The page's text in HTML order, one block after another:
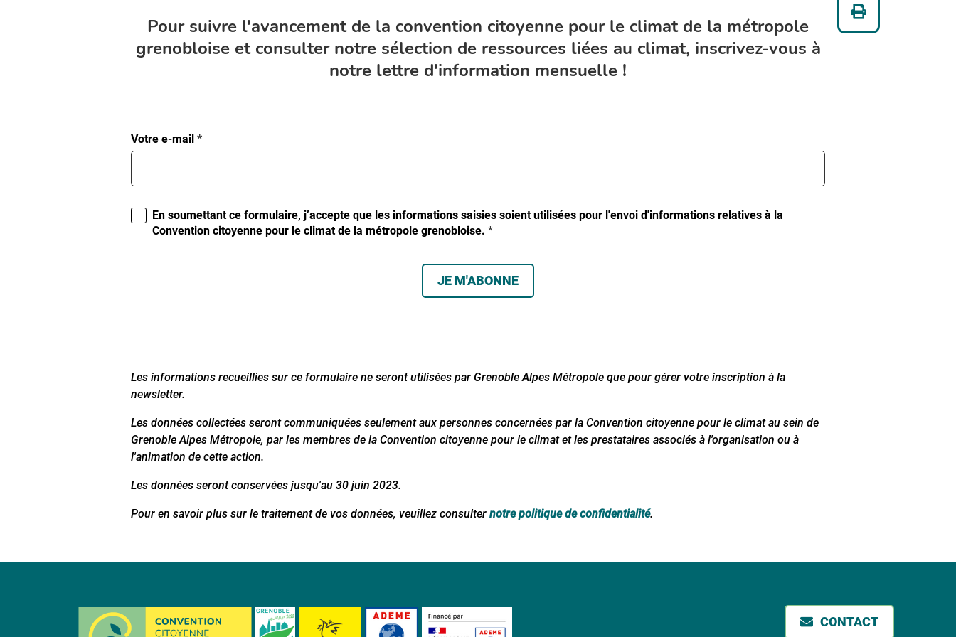
Pour suivre l'avancement de la convention citoyenne pour le climat de la métropole
grenobloise et consulter notre sélection de ressources liées au climat, inscrivez-vous à
notre lettre d'information mensuelle !
Imprimer
Formulaire
d’inscription
Votre e-mail *
En soumettant ce formulaire, j’accepte que les informations saisies soient utilisées pour l'envoi d'informations relatives à la
Convention citoyenne pour le climat de la métropole grenobloise. *
Les informations recueillies sur ce formulaire ne seront utilisées par Grenoble Alpes Métropole que pour gérer votre inscription à la
newsletter.
Les données collectées seront communiquées seulement auxpersonnes concernées par la Convention citoyenne pour le climat au sein de
Grenoble Alpes Métropole, par les membres de la Convention citoyenne pour le climat etles prestataires associés à l'organisation ou à
l'animation de cette action.
Les données seront conservées jusqu'au 30 juin 2023.
Pour en savoir plus sur le traitement de vos données, veuillez consulter notre politique de confidentialité.
CONTACT